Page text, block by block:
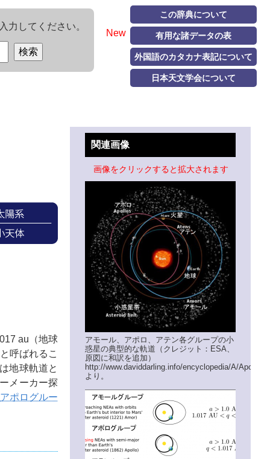
New
この辞典について
有用な諸データの表
外国語のカタカナ表記について
日本天文学会について
力してください。
au（地球
呼ばれるこ
地球軌道と
メーカー探
アポログルー
関連画像
画像をクリックすると拡大されます
アモール、アポロ、アテン各グループの小
惑星の典型的な軌道（クレジット：ESA、
原図に和訳を追加）
http://www.daviddarling.info/encyclopedia/A/
より。